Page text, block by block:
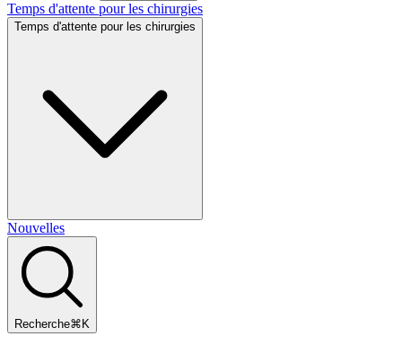
Temps d'attente pour les chirurgies
Temps d'attente pour les chirurgies
Nouvelles
Recherche⌘ K